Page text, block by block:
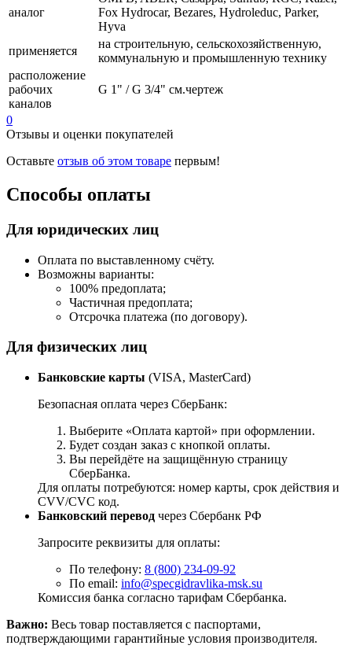
аналог
Fox Hydrocar, Bezares, Hydroleduc, Parker,
Hyva
применяется
на строительную, сельскохозяйственную,
коммунальную и промышленную технику
расположение
рабочих
каналов
G 1" / G 3/4" см.чертеж
0
Отзывы и оценки покупателей
Оставьте отзыв об этом товаре первым!
Способы оплаты
Для юридических лиц
Оплата по выставленному счёту.
Возможны варианты:
100% предоплата;
Частичная предоплата;
Отсрочка платежа (по договору).
Для физических лиц
Банковские карты (VISA, MasterCard)
Безопасная оплата через СберБанк:
Выберите «Оплата картой» при оформлении.
Будет создан заказ с кнопкой оплаты.
Вы перейдёте на защищённую страницу
СберБанка.
Для оплаты потребуются: номер карты, срок действия и
CVV/CVC код.
Банковский перевод через Сбербанк РФ
Запросите реквизиты для оплаты:
По телефону: 8 (800) 234-09-92
По email: info@specgidravlika-msk.su
Комиссия банка согласно тарифам Сбербанка.
Важно: Весь товар поставляется с паспортами,
подтверждающими гарантийные условия производителя.